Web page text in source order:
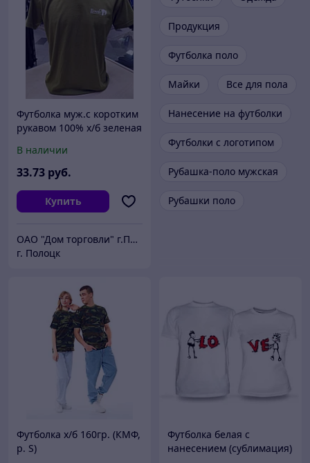
Футболка муж.с коротким
рукавом 100% х/б зеленая
В наличии
33.73 руб.
Купить
ОАО "Дом торговли" г.Полоцк
г. Полоцк
Продукция
Футболка поло
Майки Все для пола
Нанесение на футболки
Футболки с логотипом
Рубашка-поло мужская
Рубашки поло
Футболка х/б 160гр. (КМФ,
p. S)
Футболка белая с
нанесением (сублимация)